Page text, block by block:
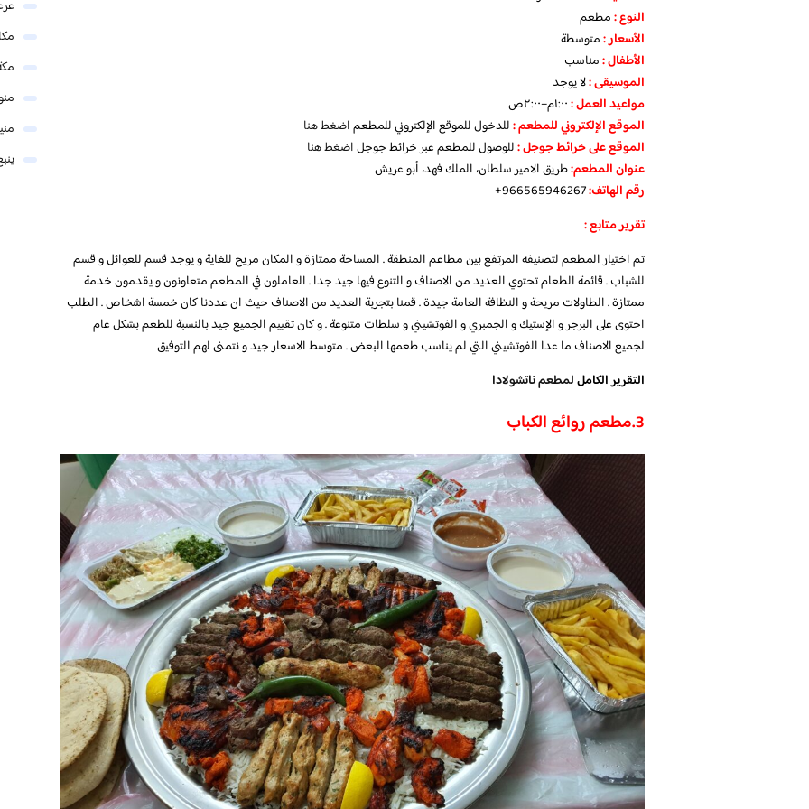
النوع :مطعم
الأسعار:متوسطة
الأطفال:مناسب
الموسيقى :لا يوجد
مواعيد العمل :١:٠٠م–٢:٠٠ص
الموقع الإلكتروني للمطعم:للدخول للموقع الإلكتروني للمطعماضغط هنا
الموقع على خرائط جوجل:للوصول للمطعم عبر خرائط جوجلاضغط هنا
عنوان المطعم:طريق الامير سلطان، الملك فهد، أبو عريش
رقم الهاتف:
تقرير متابع :
تم اختيار المطعم لتصنيفه المرتفع بين مطاعم المنطقة . المساحة ممتازة و المكان مريح للغاية و يوجد قسم للعوائل و قسم
للشباب . قائمة الطعام تحتوي العديد من الاصناف و التنوع فيها جيد جدا . العاملون في المطعم متعاونون و يقدمون خدمة
ممتازة . الطاولات مريحة و النظافة العامة جيدة . قمنا بتجربة العديد من الاصناف حيث ان عددنا كان خمسة اشخاص . الطلب
احتوى على البرجر و الإستيك و الجمبري و الفوتشيني و سلطات متنوعة . و كان تقييم الجميع جيد بالنسبة للطعم بشكل عام
لجميع الاصناف ما عدا الفوتشيني التي لم يناسب طعمها البعض . متوسط الاسعار جيد و نتمنى لهم التوفيق
التقرير الكامللمطعم ناتشولادا
3.مطعم روائع الكباب